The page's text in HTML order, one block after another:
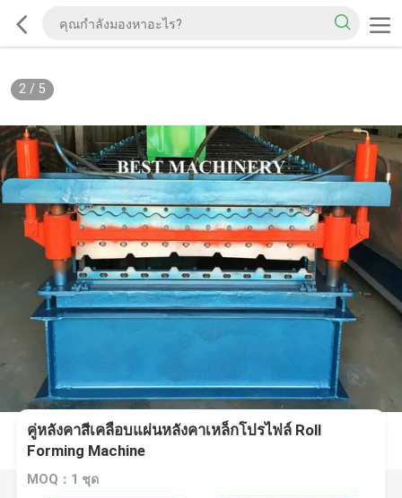
2/ 5
คู่หลังคาสีเคลือบแผ่นหลังคาเหล็กโปรไฟล์ Roll
Forming Machine
MOQ：1 ชุด